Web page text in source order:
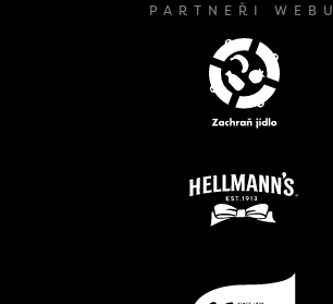
PARTNEŘI WEBU